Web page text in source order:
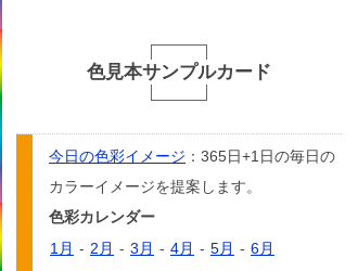
色見本サンプルカード
今日の色彩イメージ ：365日+1日の毎日の
カラーイメージを提案します。
色彩カレンダー
1月 - 2月 - 3月 - 4月 - 5月 - 6月